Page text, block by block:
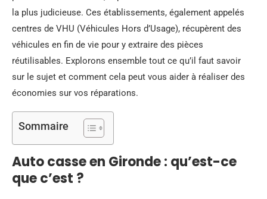
la plus judicieuse. Ces établissements, également appelés
centres de VHU (Véhicules Hors d’Usage), récupèrent des
véhicules en fin de vie pour y extraire des pièces
réutilisables. Explorons ensemble tout ce qu’il faut savoir
sur le sujet et comment cela peut vous aider à réaliser des
économies sur vos réparations.
Sommaire
Auto casse en Gironde : qu’est-ce
que c’est ?